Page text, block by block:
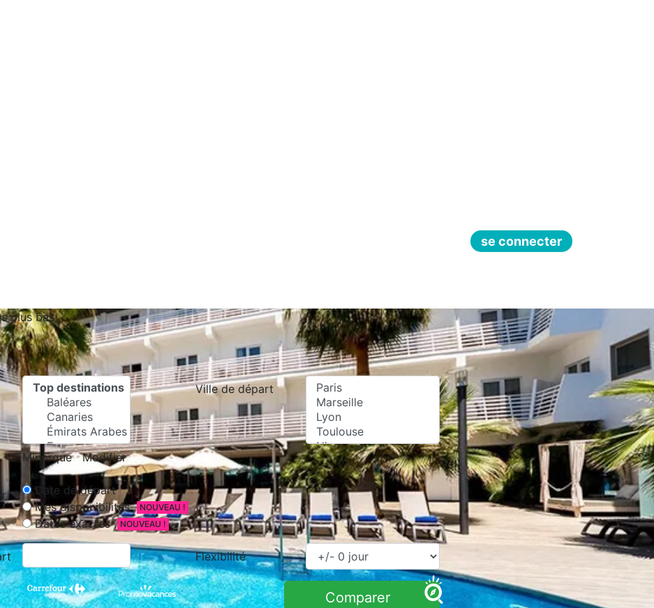
se connecter
plus bas
Minorque Modifier
Ville de départ
Date de départ
Mes disponibilités
NOUVEAU !
Dates exactes NOUVEAU !
Flexibilité
Comparer